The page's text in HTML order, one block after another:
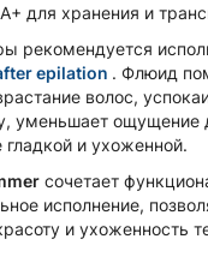
для хранения и
рекомендуется
epilation . Флюид
волос,
уменьшает ощущение
гладкой и ухоженной.
сочетает
исполнение,
и ухоженность